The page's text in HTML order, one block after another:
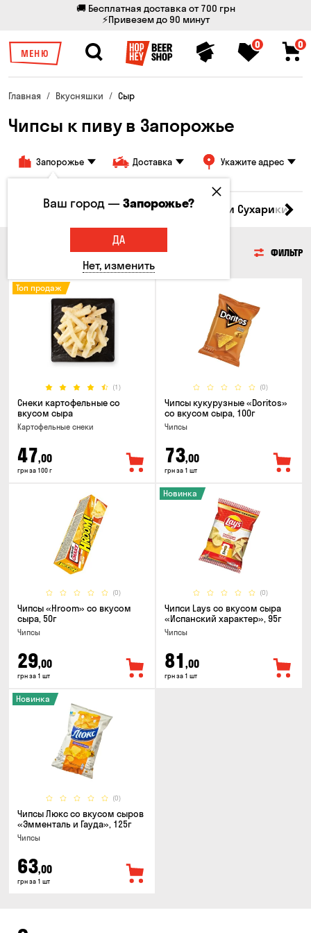
🚚 Бесплатная доставка от 700 грн
⚡Привезем до 90 минут
МЕНЮ
0 0
Главная Вкусняшки Сыр
Чипсы к пиву в Запорожье
Запорожье Доставка Укажите адрес
Кукуруза Семечки Чипсы Гренки и Сухарики
ФИЛЬТР
(1)
Топ продаж
Снеки картофельные со
вкусом сыра
Картофельные снеки
47,00
грн за 100 г
(0)
Чипсы кукурузные «Doritos»
со вкусом сыра, 100г
Чипсы
73,00
грн за 1 шт
(0)
Чипсы «Hroom» со вкусом
сыра, 50г
Чипсы
29,00
грн за 1 шт
(0)
Новинка
Чипси Lays со вкусом сыра
«Испанский характер», 95г
Чипсы
81 ,00
грн за 1 шт
(0)
Новинка
Чипсы Люкс со вкусом сыров
«Эмменталь и Гауда», 125г
Чипсы
63,00
грн за 1 шт
Ваш город —Запорожье?
ДА
Нет, изменить